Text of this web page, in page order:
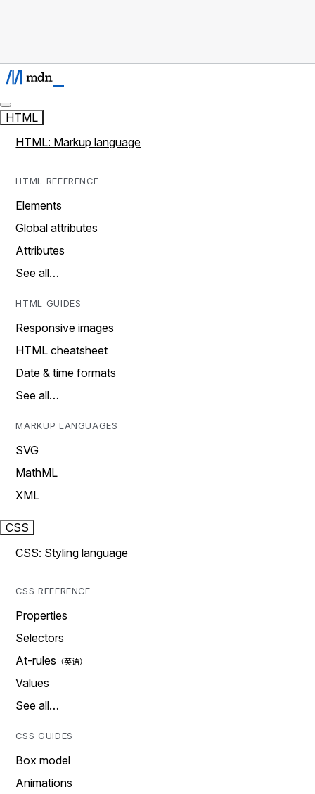
HTML
HTML: Markup language
HTML REFERENCE
Elements
Global attributes
Attributes
See all…
HTML GUIDES
Responsive images
HTML cheatsheet
Date & time formats
See all…
MARKUP LANGUAGES
SVG
MathML
XML
CSS
CSS: Styling language
CSS REFERENCE
Properties
Selectors
At-rules
Values
See all…
CSS GUIDES
Box model
Animations